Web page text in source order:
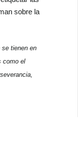
sobre la
tienen en
como el